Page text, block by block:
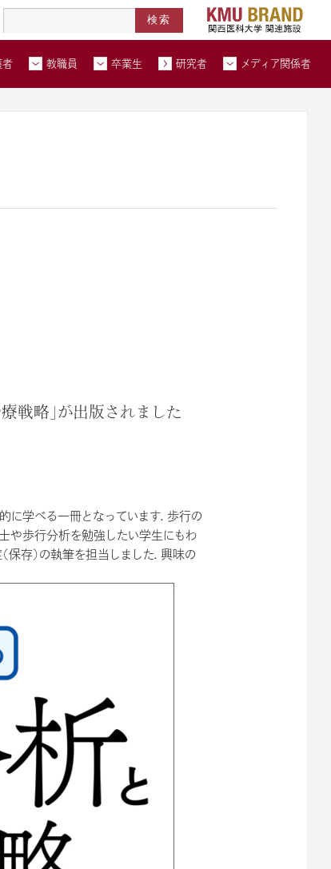
者 教職員 卒業生 研究者 メディア関係者
北河内メディカルネットワーク
高度医療人材養成拠点形成事業
在学生・保護者トップページへ
教職員トップページへ
卒業生トップページへ
戦略」が出版されました
に学べる一冊となっています．歩行の
や歩行分析を勉強したい学生にもわ
保存）の執筆を担当しました．興味の